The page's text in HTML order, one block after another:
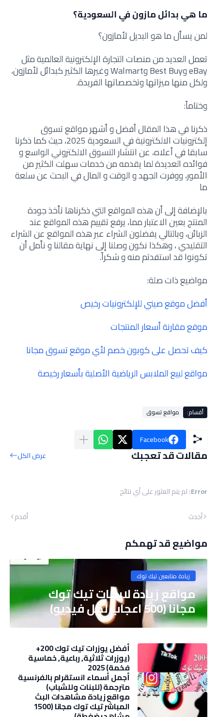
ما هي بدائل مازون في السعودية؟
لمن يسأل ما هو البديل لأمازون؟
تعمل العديد من منصات التجارة الإلكترونية العالمية مثل
eBay وBest Buy وWalmart وغيرها الكثير كبدائل لأمازون،
ولكل منها ميزاتها وتخصصاتها الفريدة.
وختاماً:
ذكرنا في هذا المقال أفضل و أشهر مواقع تسوق
إلكترونيات الالكترونية في السعودية 2025، حيث كما ذكرنا
سابقا في أعلاه، عن انتشار التسوق الالكتروني الواسع و
فوائده العديدة لما يقدمه من خدمات سهلت الكثير من
الأمور، ووفرت الجهد و الوقت و المال في البحث عن سلعة
ما
بالإضافة إلى أن هذه المواقع التي ذكرناها تأخذ جودة
المنتج بعين الاعتبار مما، يرفع تقييم هذه المواقع عند
الزبائن، وبالتالي يفضلون الشراء عبر هذه المواقع عن الشراء
التقليدي ، وهكذا نكون وصلنا إلى نهاية مقالنا و نأمل أن
تكونوا قد استفدتم منه و شكراً.
مواضيع ذات صلة:
أفضل موقع صيني للإلكترونيات رخيص
موقع مقارنة أسعار المنتجات
كيف تحصل على كوبون خصم لأي موقع تسوق مجانا
مواقع لبيع الملابس الرياضية الأصلية بأسعار رخيصة
أقسام: مواقع تسوق
Facebook
مقالات قد تعجبك عرض الكل
Error: لم يتم العثور على أي نتائج
أحدث
أقدم
مواضيع قد تهمكم
زيادة متابعين تيك توك
مواقع زيادة لايكات تيك توك
مجانا (500 اعجاب لكل فيديو)
أفضل يوزرات تيك توك 200+
(يوزرات ثلاثية, رباعية, خماسية
فخمة) 2025
أجمل أسماء انستقرام بالفرنسية
مترجمة (للبنات وللشباب)
مواقع زيادة مشاهدات البث
المباشر تيك توك مجانا (1500